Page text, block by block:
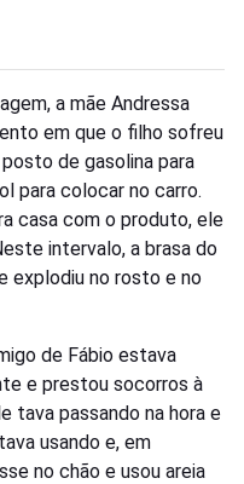
a mãe Andressa
em que o filho sofreu
de gasolina para
para colocar no carro.
casa com o produto, ele
intervalo, a brasa do
explodiu no rosto e no
de Fábio estava
e prestou socorros à
tava passando na hora e
usando e, em
no chão e usou areia